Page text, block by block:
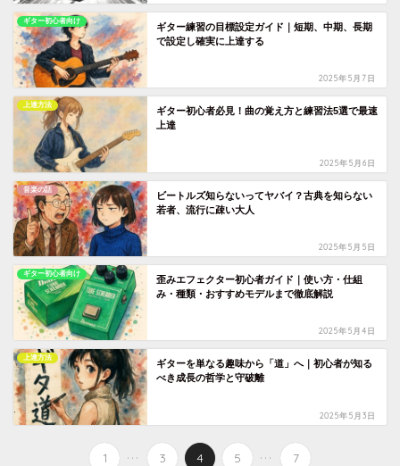
ギター初心者向け
ギター練習の目標設定ガイド｜短期、中期、長期
で設定し確実に上達する
2025年5月7日
上達方法
ギター初心者必見！曲の覚え方と練習法5選で最速
上達
2025年5月6日
音楽の話
ビートルズ知らないってヤバイ？古典を知らない
若者、流行に疎い大人
2025年5月5日
ギター初心者向け
歪みエフェクター初心者ガイド｜使い方・仕組
み・種類・おすすめモデルまで徹底解説
2025年5月4日
上達方法
ギターを単なる趣味から「道」へ｜初心者が知る
べき成長の哲学と守破離
2025年5月3日
1 ... 3 4 5 ... 7